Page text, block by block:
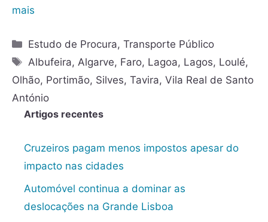
mais
Estudo de Procura,Transporte Público
Albufeira, Algarve, Faro, Lagoa, Lagos, Loulé,
Olhão, Portimão, Silves, Tavira, Vila Real de Santo
António
Artigos recentes
Cruzeiros pagam menos impostos apesar do
impacto nas cidades
Automóvel continua a dominar as
deslocações na Grande Lisboa